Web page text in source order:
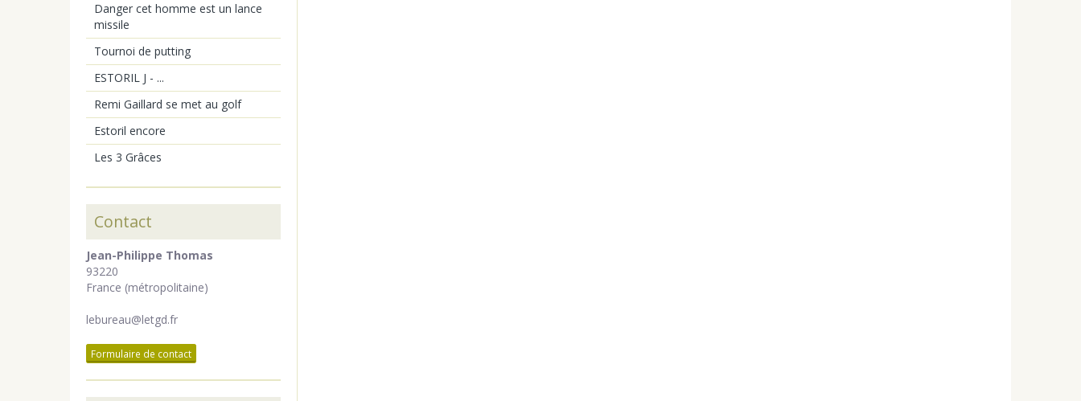
Danger cet homme est un lance
missile
Tournoi de putting
ESTORIL J - ...
Remi Gaillard se met au golf
Estoril encore
Les 3 Grâces
Contact
Jean-Philippe Thomas
93220
France (métropolitaine)
lebureau@letgd.fr
Formulaire de contact